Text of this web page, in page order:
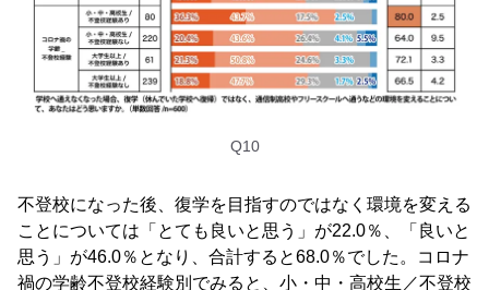
Q10
不登校になった後、復学を目指すのではなく環境を変える
ことについては「とても良いと思う」が22.0％、「良いと
思う」が46.0％となり、合計すると68.0％でした。コロナ
禍の学齢不登校経験別でみると、小・中・高校生／不登校